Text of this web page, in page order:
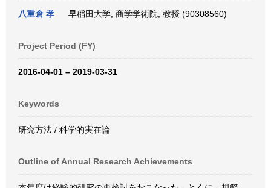
八重倉 孝 早稲田大学, 商学学術院, 教授 (90308560)
Project Period (FY)
2016-04-01 – 2019-03-31
Keywords
研究方法 / 科学的実在論
Outline of Annual Research Achievements